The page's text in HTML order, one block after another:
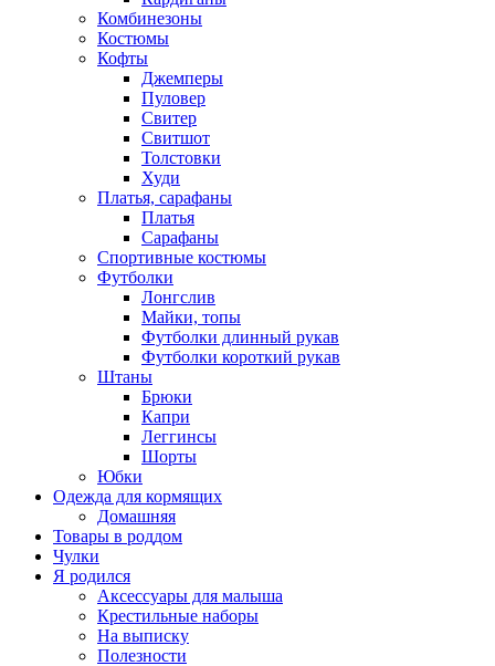
Комбинезоны
Костюмы
Кофты
Джемперы
Пуловер
Свитер
Свитшот
Толстовки
Худи
Платья, сарафаны
Платья
Сарафаны
Спортивные костюмы
Футболки
Лонгслив
Майки, топы
Футболки длинный рукав
Футболки короткий рукав
Штаны
Брюки
Капри
Леггинсы
Шорты
Юбки
Одежда для кормящих
Домашняя
Товары в роддом
Чулки
Я родился
Аксессуары для малыша
Крестильные наборы
На выписку
Полезности